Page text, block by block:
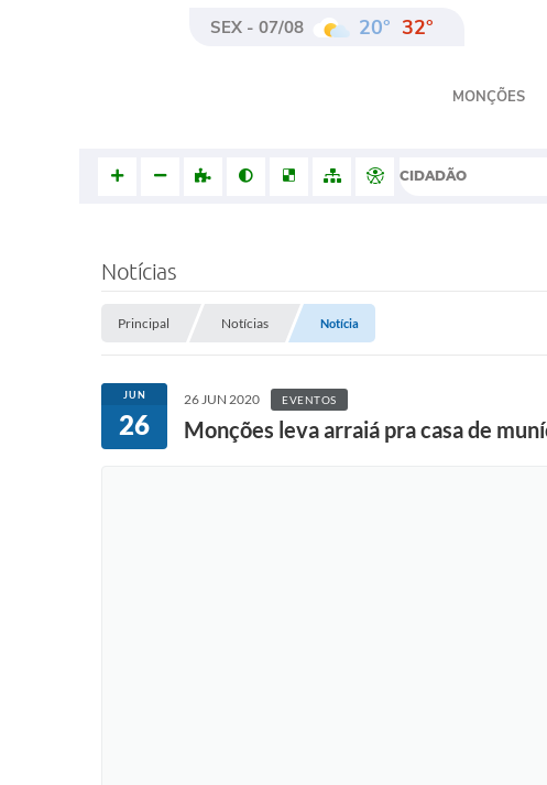
SEX - 07/08 20° 32°
MONÇÕES
CIDADÃO
Notícias
Principal Notícias Notícia
JUN
26
26 JUN 2020 EVENTOS
Monções leva arraiá pra casa de